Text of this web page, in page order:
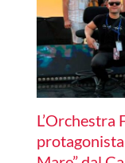
L’Orchestra
protagonista